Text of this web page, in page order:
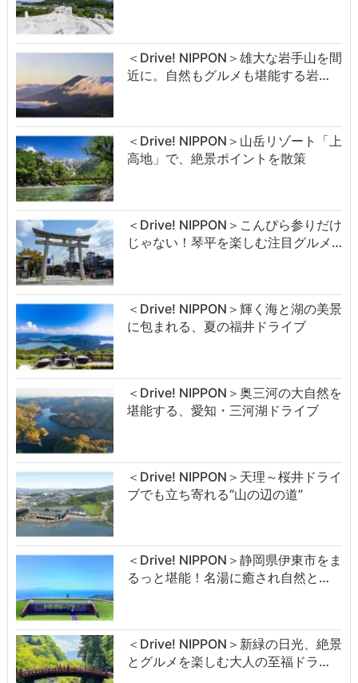
＜Drive! NIPPON＞雄大な岩手山を間
近に。自然もグルメも堪能する岩…
＜Drive! NIPPON＞山岳リゾート「上
高地」で、絶景ポイントを散策
＜Drive! NIPPON＞こんぴら参りだけ
じゃない！琴平を楽しむ注目グルメ…
＜Drive! NIPPON＞輝く海と湖の美景
に包まれる、夏の福井ドライブ
＜Drive! NIPPON＞奥三河の大自然を
堪能する、愛知・三河湖ドライブ
＜Drive! NIPPON＞天理～桜井ドライ
ブでも立ち寄れる“山の辺の道”
＜Drive! NIPPON＞静岡県伊東市をま
るっと堪能！名湯に癒され自然と…
＜Drive! NIPPON＞新緑の日光、絶景
とグルメを楽しむ大人の至福ドラ…